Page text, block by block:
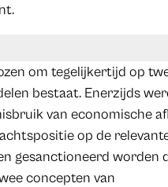
om tegelijkertijd op
bestaat. Enerzijds
van economische
op de
gesanctioneerd worden
concepten van